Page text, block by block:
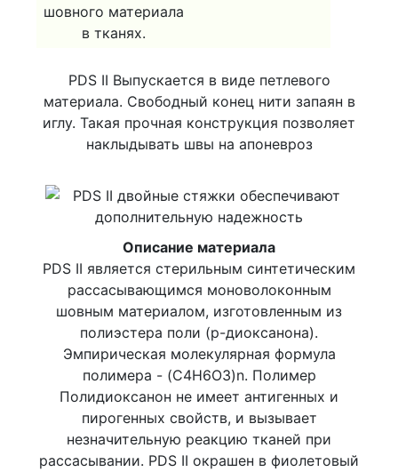
шовного материала
в тканях.
PDS II Выпускается в виде петлевого
материала. Свободный конец нити запаян в
иглу. Такая прочная конструкция позволяет
наклыдывать швы на апоневроз
Описание материала
PDS II является стерильным синтетическим
рассасывающимся моноволоконным
шовным материалом, изготовленным из
полиэстера поли (р-диоксанона).
Эмпирическая молекулярная формула
полимера - (C4H6O3)n. Полимер
Полидиоксанон не имеет антигенных и
пирогенных свойств, и вызывает
незначительную реакцию тканей при
рассасывании. PDS II окрашен в фиолетовый